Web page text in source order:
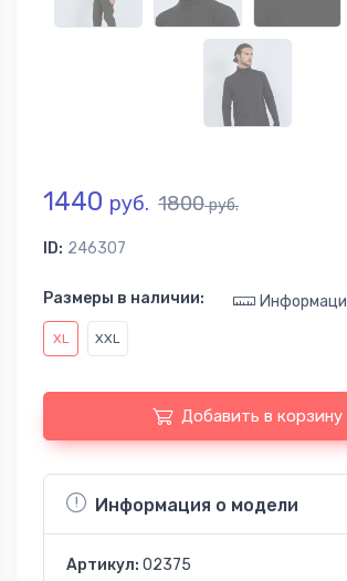
1440 руб. 1800руб.
ID: 246307
Размеры в наличии:
XL XXL
Добавить в корзину
Информация о модели
Артикул: 02375